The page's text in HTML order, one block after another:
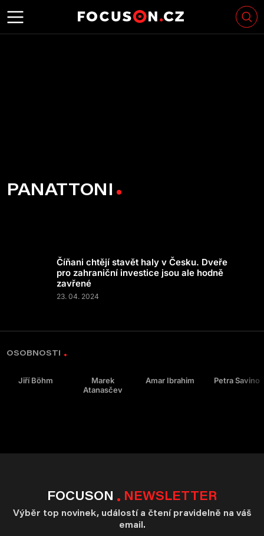
PANATTONI
Číňani chtějí stavět haly v Česku. Dveře
pro zahraniční investice jsou ale hodně
zavřené
23. 04. 2024
OSOBNOSTI
Jiří Böhm
Marek
Atanasčev
Amar Ibrahim Petra Savino
FOCUSON NEWSLETTER
Výběr top novinek, událostí a čtení pravidelně na váš
email.